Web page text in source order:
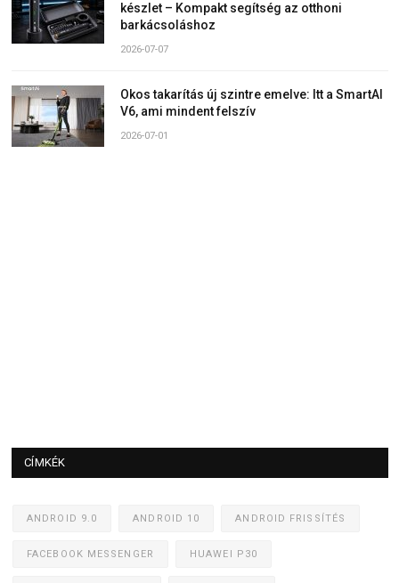
készlet – Kompakt segítség az otthoni
barkácsoláshoz
2026-07-07
Okos takarítás új szintre emelve: Itt a SmartAI
V6, ami mindent felszív
2026-07-01
CÍMKÉK
ANDROID 9.0 ANDROID 10 ANDROID FRISSÍTÉS
FACEBOOK MESSENGER HUAWEI P30